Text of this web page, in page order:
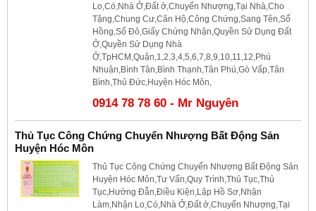
Lo,Có,Nhà Ở,Đất ở,Chuyển Nhượng,Tại Nhà,Cho
Tặng,Chung Cư,Căn Hộ,Công Chứng,Sang Tên,Sổ
Hồng,Sổ Đỏ,Giấy Chứng Nhận,Quyền Sử Dụng Đất
Ở,Quyền Sử Dụng Nhà
Ở,TpHCM,Quận,1,2,3,4,5,6,7,8,9,10,11,12,Phú
Nhuận,Bình Tân,Bình Thạnh,Tân Phú,Gò Vấp,Tân
Bình,Thủ Đức,Huyện Hóc Môn,
0914 78 78 60 - Mr Nguyên
Thủ Tục Công Chứng Chuyển Nhượng Bất Động Sản
Huyện Hóc Môn
Thủ Tục Công Chứng Chuyển Nhượng Bất Động Sản
Huyện Hóc Môn,Tư Vấn,Quy Trình,Thủ Tục,Thủ
Tục,Hướng Đẫn,Điều Kiện,Lập Hồ Sơ,Nhận
Làm,Nhận Lo,Có,Nhà Ở,Đất ở,Chuyển Nhượng,Tại